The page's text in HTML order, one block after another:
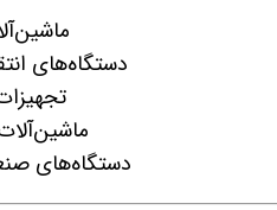
دستگاه‌های
دستگاه‌های